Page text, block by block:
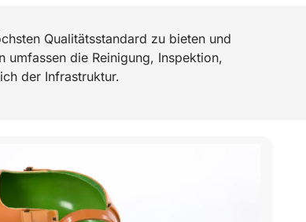
Qualitätsstandard zu bieten und
umfassen die Reinigung, Inspektion,
der Infrastruktur.